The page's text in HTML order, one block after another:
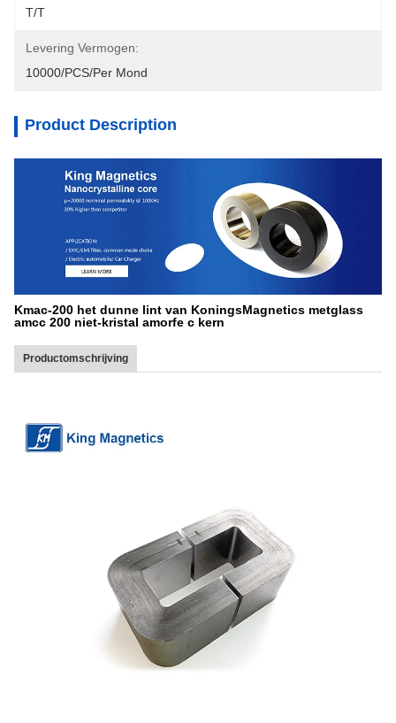
T/T
Levering Vermogen:
10000/PCS/Per Mond
Product Description
Kmac-200 het dunne lint van KoningsMagnetics metglass
amcc 200 niet-kristal amorfe c kern
Productomschrijving